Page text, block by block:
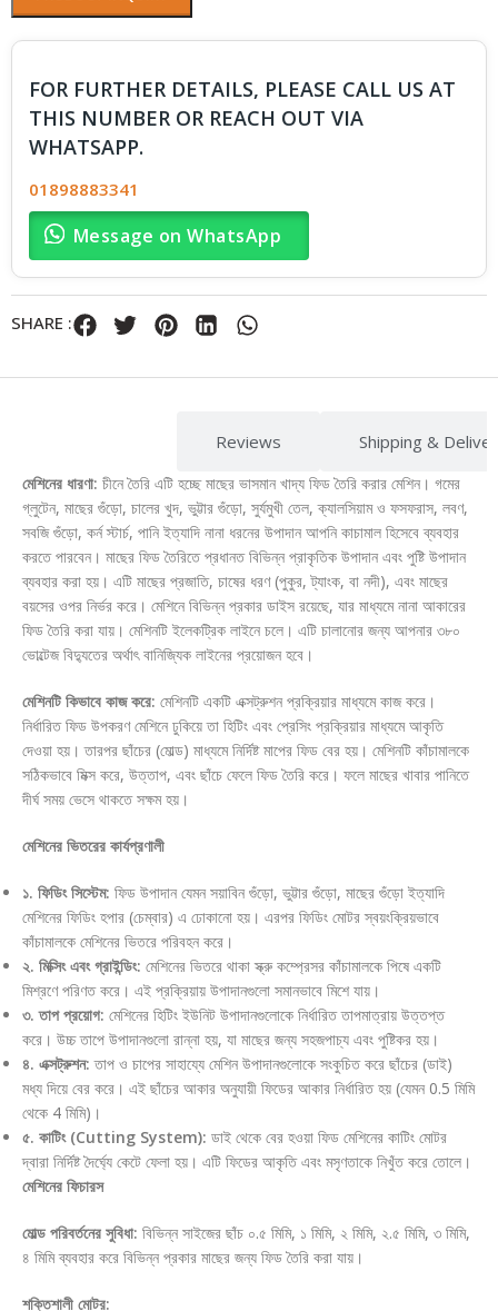
FOR FURTHER DETAILS, PLEASE CALL US AT
THIS NUMBER OR REACH OUT VIA
WHATSAPP.
01898883341
Message on WhatsApp
SHARE :
Reviews Shipping &
মেশিনের ধারণা: চীনে তৈরি এটি হচ্ছে মাছের ভাসমান খাদ্য ফিড তৈরি করার মেশিন। গমের
গ্লুটেন, মাছের গুঁড়ো, চালের খুদ, ভুট্টার গুঁড়ো, সুর্যমুখী তেল, ক্যালসিয়াম ও ফসফরাস, লবণ,
সবজি গুঁড়ো, কর্ন স্টার্চ, পানি ইত্যাদি নানা ধরনের উপাদান আপনি কাচামাল হিসেবে ব্যবহার
করতে পারবেন। মাছের ফিড তৈরিতে প্রধানত বিভিন্ন প্রাকৃতিক উপাদান এবং পুষ্টি উপাদান
ব্যবহার করা হয়। এটি মাছের প্রজাতি, চাষের ধরণ (পুকুর, ট্যাংক, বা নদী), এবং মাছের
বয়সের ওপর নির্ভর করে। মেশিনে বিভিন্ন প্রকার ডাইস রয়েছে, যার মাধ্যমে নানা আকারের
ফিড তৈরি করা যায়। মেশিনটি ইলেকট্রিক লাইনে চলে। এটি চালানোর জন্য আপনার ৩৮০
ভোল্টেজ বিদ্যুতের অর্থাৎ বানিজ্যিক লাইনের প্রয়োজন হবে।
মেশিনটি কিভাবে কাজ করে: মেশিনটি একটি এক্সট্রুশন প্রক্রিয়ার মাধ্যমে কাজ করে।
নির্ধারিত ফিড উপকরণ মেশিনে ঢুকিয়ে তা হিটিং এবং প্রেসিং প্রক্রিয়ার মাধ্যমে আকৃতি
দেওয়া হয়। তারপর ছাঁচের (মোল্ড) মাধ্যমে নির্দিষ্ট মাপের ফিড বের হয়। মেশিনটি কাঁচামালকে
সঠিকভাবে মিক্স করে, উত্তাপ, এবং ছাঁচে ফেলে ফিড তৈরি করে। ফলে মাছের খাবার পানিতে
দীর্ঘ সময় ভেসে থাকতে সক্ষম হয়।
মেশিনের ভিতরের কার্যপ্রণালী
১. ফিডিং সিস্টেম: ফিড উপাদান যেমন সয়াবিন গুঁড়ো, ভুট্টার গুঁড়ো, মাছের গুঁড়ো ইত্যাদি
মেশিনের ফিডিং হপার (চেম্বার) এ ঢোকানো হয়। এরপর ফিডিং মোটর স্বয়ংক্রিয়ভাবে
কাঁচামালকে মেশিনের ভিতরে পরিবহন করে।
২. মিক্সিং এবং গ্রাইন্ডিং: মেশিনের ভিতরে থাকা স্ক্রু কম্প্রেসর কাঁচামালকে পিষে একটি
মিশ্রণে পরিণত করে। এই প্রক্রিয়ায় উপাদানগুলো সমানভাবে মিশে যায়।
৩. তাপ প্রয়োগ: মেশিনের হিটিং ইউনিট উপাদানগুলোকে নির্ধারিত তাপমাত্রায় উত্তপ্ত
করে। উচ্চ তাপে উপাদানগুলো রান্না হয়, যা মাছের জন্য সহজপাচ্য এবং পুষ্টিকর হয়।
৪. এক্সট্রুশন: তাপ ও চাপের সাহায্যে মেশিন উপাদানগুলোকে সংকুচিত করে ছাঁচের (ডাই)
মধ্য দিয়ে বের করে। এই ছাঁচের আকার অনুযায়ী ফিডের আকার নির্ধারিত হয় (যেমন 0.5 মিমি
থেকে 4 মিমি)।
৫. কাটিং (Cutting System): ডাই থেকে বের হওয়া ফিড মেশিনের কাটিং মোটর
দ্বারা নির্দিষ্ট দৈর্ঘ্যে কেটে ফেলা হয়। এটি ফিডের আকৃতি এবং মসৃণতাকে নিখুঁত করে তোলে।
মেশিনের ফিচারস
মোল্ড পরিবর্তনের সুবিধা: বিভিন্ন সাইজের ছাঁচ ০.৫ মিমি, ১ মিমি, ২ মিমি, ২.৫ মিমি, ৩ মিমি,
৪ মিমি ব্যবহার করে বিভিন্ন প্রকার মাছের জন্য ফিড তৈরি করা যায়।
শক্তিশালী মোটর: